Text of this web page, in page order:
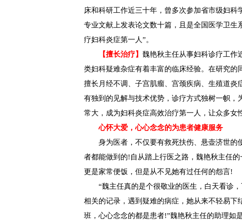
床和科研工作近三十年，曾多次参加省市级妇
专业文献上发表论文数十篇，且是全国医学卫
疗妇科炎症第一人”。
【擅长治疗】 魏艳秋主任从事妇科诊疗工作
类妇科疑难杂症有着丰富的临床经验。在研究的
擅长月经不调、子宫肌瘤、宫颈疾病、生殖道炎
有独到的见解与技术优势，诊疗方式独树一帜
常大，成为妇科炎症高效治疗第一人，让众多女
心怀大爱，心心念念的为患者健康服务
身为医者，不仅要有救死扶伤、悬壶济世的
者都能做到的!自从踏上行医之路，魏艳秋主任
更是家常便饭，但是从不见她有过任何的怨言!
“魏主任真的是个很敬业的医生，白天看诊，
相关的记录，遇到疑难的病症，她从来不轻易
班，心心念念的都是患者!”魏艳秋主任的助理如是